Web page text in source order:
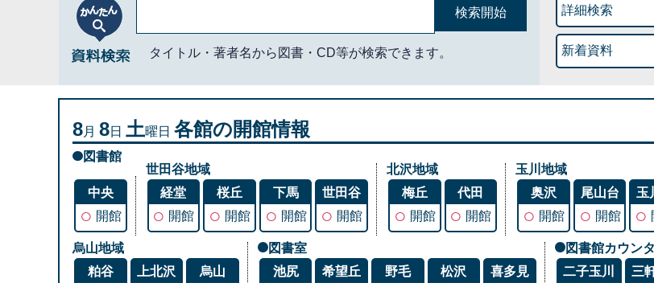
タイトル・著者名から図書・CD等が検索できます。
詳細検索
新着資料
8月 8日 土曜日 各館の開館情報
図書館
中央
○ 開館
世田谷地域
経堂
○ 開館
桜丘
○ 開館
下馬
○ 開館
世田谷
○ 開館
北沢地域
梅丘
○ 開館
代田
○ 開館
玉川地域
奥沢
○ 開館
尾山台
○ 開館
玉
○
烏山地域
粕谷
上北沢 烏山
図書室
池尻
希望丘 野毛 松沢 喜多見
図書館カウン
二子玉川
三